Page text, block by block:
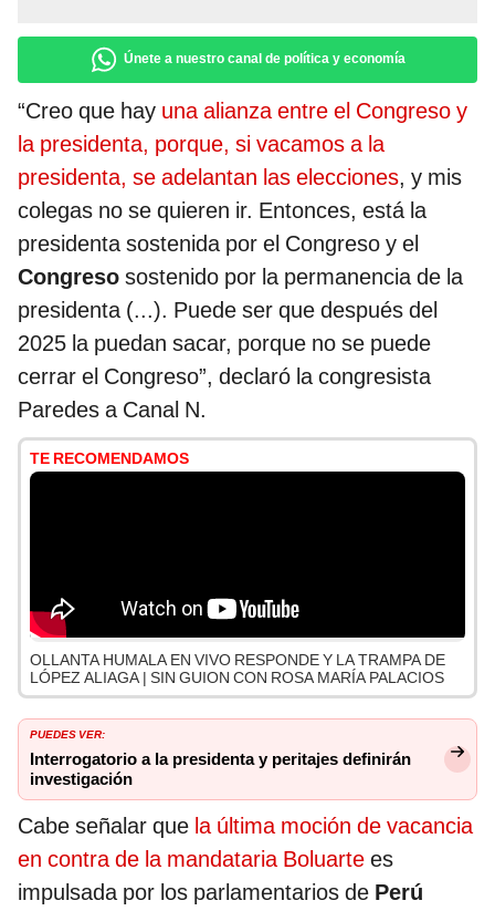
Únete a nuestro canal de política y economía
“Creo que hay una alianza entre el Congreso y
la presidenta, porque, si vacamos a la
presidenta, se adelantan las elecciones, y mis
colegas no se quieren ir. Entonces, está la
presidenta sostenida por el Congreso y el
Congreso sostenido por la permanencia de la
presidenta (...). Puede ser que después del
2025 la puedan sacar, porque no se puede
cerrar el Congreso”, declaró la congresista
Paredes a Canal N.
TE RECOMENDAMOS
OLLANTA HUMALA EN VIVO RESPONDE Y LA TRAMPA DE
LÓPEZ ALIAGA | SIN GUION CON ROSA MARÍA PALACIOS
PUEDES VER:
Interrogatorio a la presidenta y peritajes definirán
investigación
Cabe señalar que la última moción de vacancia
en contra de la mandataria Boluarte es
impulsada por los parlamentarios de Perú